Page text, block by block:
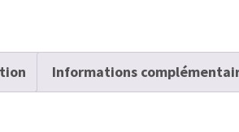
Informations